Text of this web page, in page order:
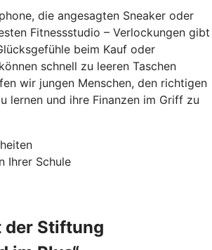
die angesagten Sneaker oder
Fitnessstudio – Verlockungen gibt
beim Kauf oder
schnell zu leeren Taschen
wir jungen Menschen, den richtigen
lernen und ihre Finanzen im Griff zu
Ihrer Schule
der Stiftung